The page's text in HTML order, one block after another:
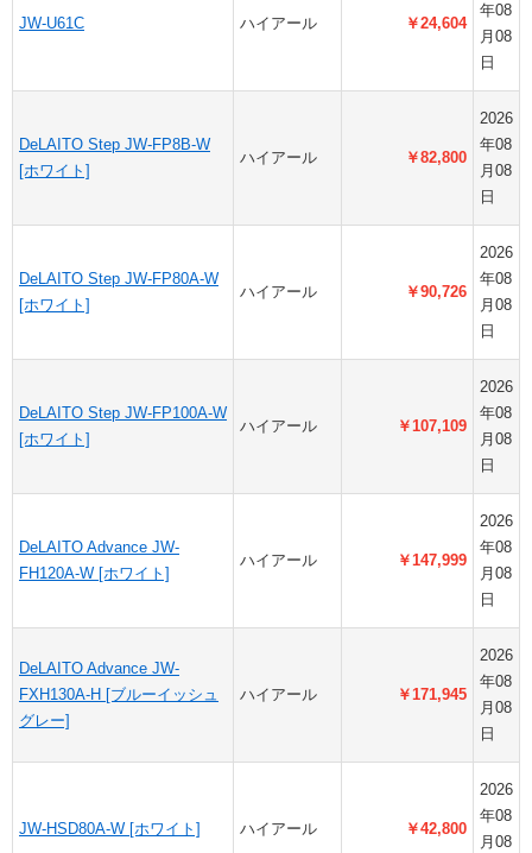
JW-U61C ハイアール ￥24,604
年08
月08
日
DeLAITO Step JW-FP8B-W
[ホワイト]
ハイアール ￥82,800
2026
年08
月08
日
DeLAITO Step JW-FP80A-W
[ホワイト]
ハイアール ￥90,726
2026
年08
月08
日
DeLAITO Step JW-FP100A-W
[ホワイト]
ハイアール ￥107,109
2026
年08
月08
日
DeLAITO Advance JW-
FH120A-W [ホワイト]
ハイアール ￥147,999
2026
年08
月08
日
DeLAITO Advance JW-
FXH130A-H [ブルーイッシュ
グレー]
ハイアール ￥171,945
2026
年08
月08
日
JW-HSD80A-W [ホワイト] ハイアール ￥42,800
2026
年08
月08